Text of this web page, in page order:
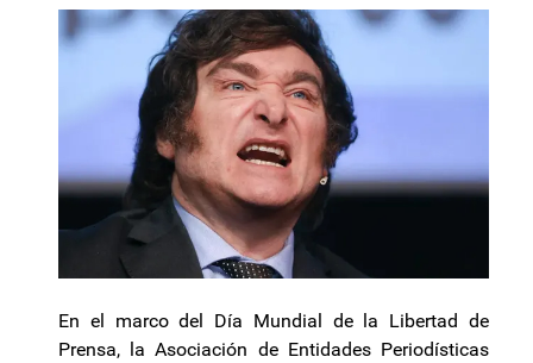
En el marco del Día Mundial de la Libertad de
Prensa, la Asociación de Entidades Periodísticas